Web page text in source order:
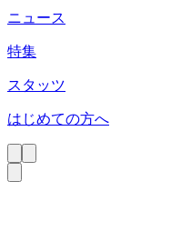
ニュース
特集
スタッツ
はじめての方へ